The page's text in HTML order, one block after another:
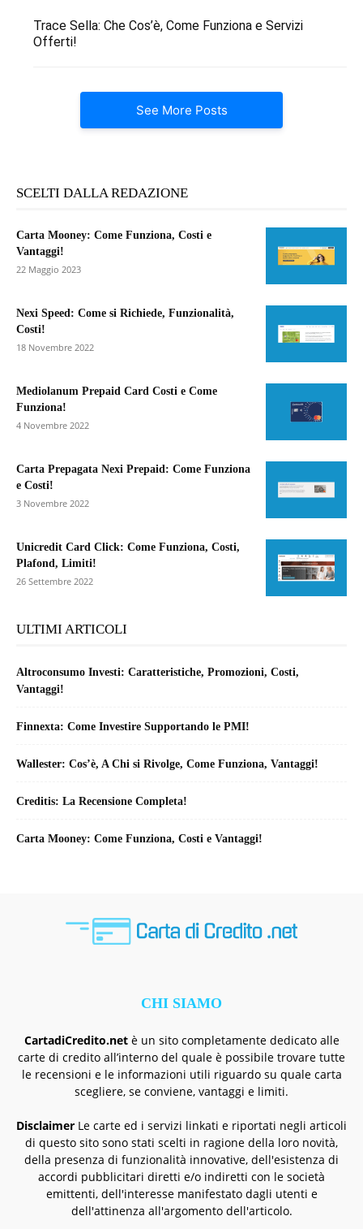
Trace Sella: Che Cos’è, Come Funziona e Servizi
Offerti!
See More Posts
SCELTI DALLA REDAZIONE
Carta Mooney: Come Funziona, Costi e
Vantaggi!
22 Maggio 2023
Nexi Speed: Come si Richiede, Funzionalità,
Costi!
18 Novembre 2022
Mediolanum Prepaid Card Costi e Come
Funziona!
4 Novembre 2022
Carta Prepagata Nexi Prepaid: Come Funziona
e Costi!
3 Novembre 2022
Unicredit Card Click: Come Funziona, Costi,
Plafond, Limiti!
26 Settembre 2022
ULTIMI ARTICOLI
Altroconsumo Investi: Caratteristiche, Promozioni, Costi,
Vantaggi!
Finnexta: Come Investire Supportando le PMI!
Wallester: Cos’è, A Chi si Rivolge, Come Funziona, Vantaggi!
Creditis: La Recensione Completa!
Carta Mooney: Come Funziona, Costi e Vantaggi!
CHI SIAMO
CartadiCredito.netè un sito completamente dedicato alle
carte di credito all’interno del quale è possibile trovare tutte
le recensioni e le informazioni utili riguardo su quale carta
scegliere, se conviene, vantaggi e limiti.
Disclaimer Le carte ed i servizi linkati e riportati negli articoli
di questo sito sono stati scelti in ragione della loro novità,
della presenza di funzionalità innovative, dell'esistenza di
accordi pubblicitari diretti e/o indiretti con le società
emittenti, dell'interesse manifestato dagli utenti e
dell'attinenza all'argomento dell'articolo.